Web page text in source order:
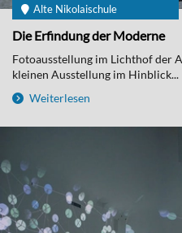
Alte Nikolaischule
Die Erfindung der Moderne
Fotoausstellung im Lichthof der
kleinen Ausstellung im Hinblick...
Weiterlesen